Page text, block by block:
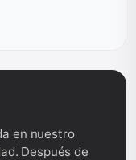
en nuestro
Después de